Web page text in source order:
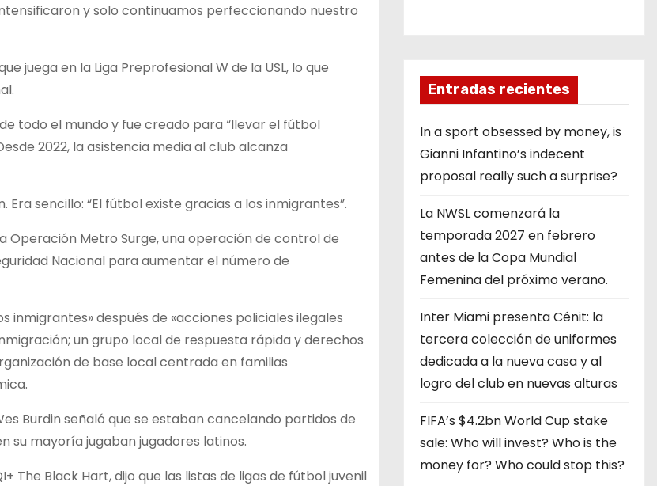
y solo continuamos perfeccionando nuestro
juega en la Liga Preprofesional W de la USL, lo que
todo el mundo y fue creado para “llevar el fútbol
2022, la asistencia media al club alcanza
sencillo: “El fútbol existe gracias a los inmigrantes”.
Operación Metro Surge, una operación de control de
Nacional para aumentar el número de
inmigrantes» después de «acciones policiales ilegales
un grupo local de respuesta rápida y derechos
de base local centrada en familias
Burdin señaló que se estaban cancelando partidos de
su mayoría jugaban jugadores latinos.
The Black Hart, dijo que las listas de ligas de fútbol juvenil
Entradas recientes
In a sport obsessed by money, is
Gianni Infantino’s indecent
proposal really such a surprise?
La NWSL comenzará la
temporada 2027 en febrero
antes de la Copa Mundial
Femenina del próximo verano.
Inter Miami presenta Cénit: la
tercera colección de uniformes
dedicada a la nueva casa y al
logro del club en nuevas alturas
FIFA’s $4.2bn World Cup stake
sale: Who will invest? Who is the
money for? Who could stop this?